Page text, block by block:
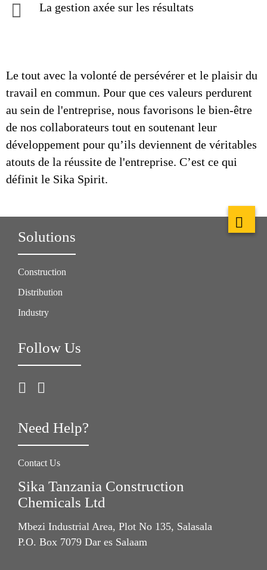
La gestion axée sur les résultats
Le tout avec la volonté de persévérer et le plaisir du
travail en commun. Pour que ces valeurs perdurent
au sein de l'entreprise, nous favorisons le bien-être
de nos collaborateurs tout en soutenant leur
développement pour qu’ils deviennent de véritables
atouts de la réussite de l'entreprise. C’est ce qui
définit le Sika Spirit.
Solutions
Construction
Distribution
Industry
Follow Us
Need Help?
Contact Us
Sika Tanzania Construction
Chemicals Ltd
Mbezi Industrial Area, Plot No 135, Salasala
P.O. Box 7079 Dar es Salaam